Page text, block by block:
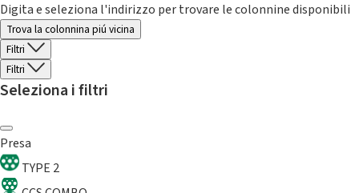
Digita e seleziona l'indirizzo per trovare le colonnine disponibili
Trova la colonnina piú vicina
Filtri
Filtri
Seleziona i filtri
Presa
TYPE 2